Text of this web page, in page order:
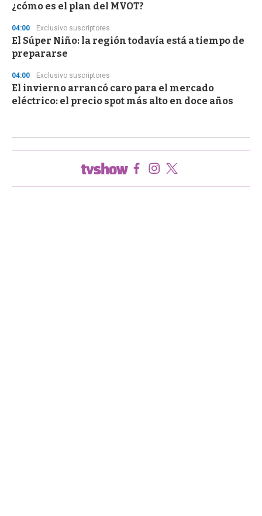
¿cómo es el plan del MVOT?
04:00 Exclusivo suscriptores
El Súper Niño: la región todavía está a tiempo de
prepararse
04:00 Exclusivo suscriptores
El invierno arrancó caro para el mercado
eléctrico: el precio spot más alto en doce años